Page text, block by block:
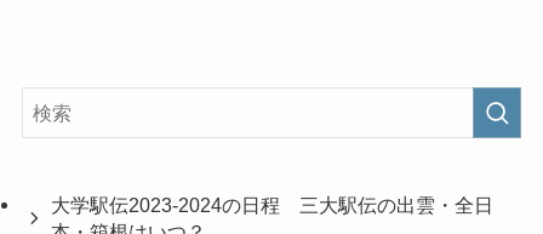
大学駅伝2023-2024の日程 三大駅伝の出雲・全日